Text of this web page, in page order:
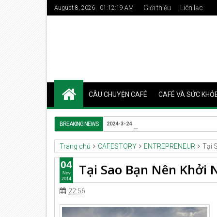
August 8, 2026 01:12:20 AM Giới thiệu Liên lạc
CÂU CHUYỆN CAFÉ CAFÉ VÀ SỨC
BREAKING NEWS 2024-3-24
Trang chủ CAFESTORY ENTREPRENEUR Tại
Tại Sao Bạn Nên Khởi
22:56
04
Nov
2014